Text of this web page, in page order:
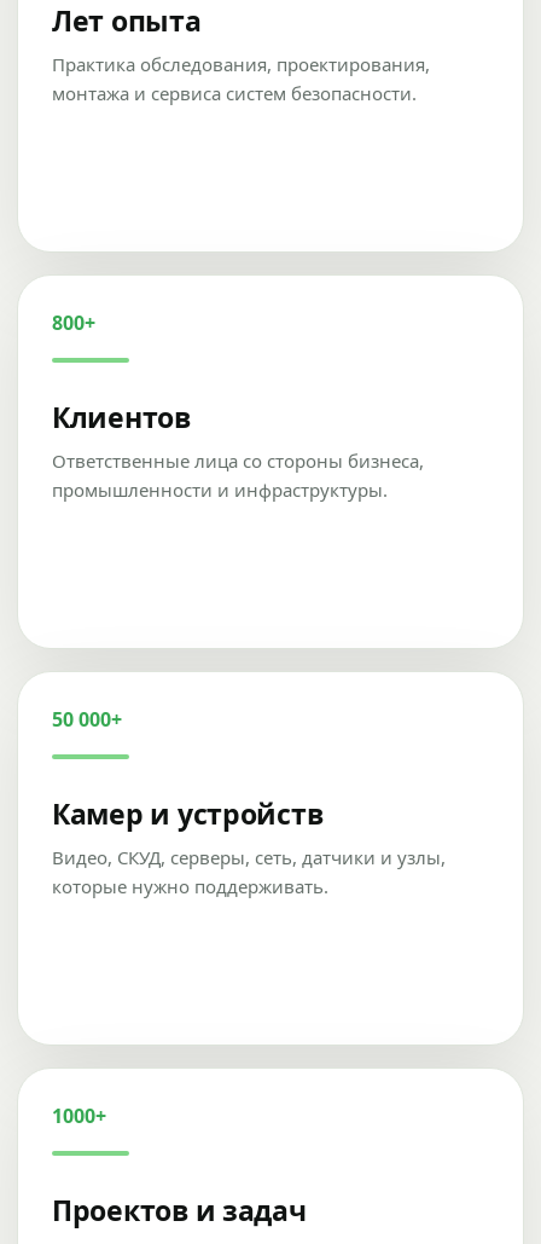
Лет опыта
Практика обследования, проектирования,
монтажа и сервиса систем безопасности.
800+
Клиентов
Ответственные лица со стороны бизнеса,
промышленности и инфраструктуры.
50 000+
Камер и устройств
Видео, СКУД, серверы, сеть, датчики и узлы,
которые нужно поддерживать.
1000+
Проектов и задач